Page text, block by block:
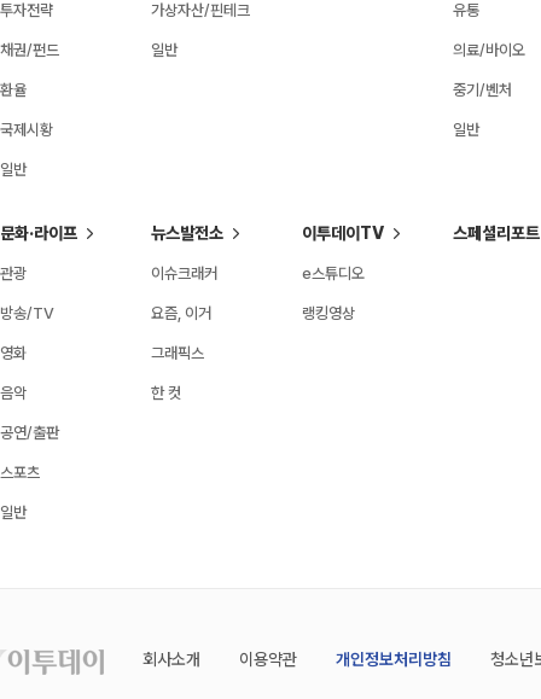
투자전략
채권/펀드
환율
국제시황
일반
가상자산/핀테크
일반
유통
의료/바이오
중기/벤처
일반
문화·라이프
관광
방송/TV
영화
음악
공연/출판
스포츠
일반
뉴스발전소
이슈크래커
요즘, 이거
그래픽스
한 컷
이투데이TV
e스튜디오
랭킹영상
스페셜리포트
회사소개 이용약관 개인정보처리방침 청소년